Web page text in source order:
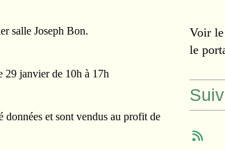
salle Joseph Bon.
janvier de 10h à 17h
et sont vendus au profit de
Voir
le